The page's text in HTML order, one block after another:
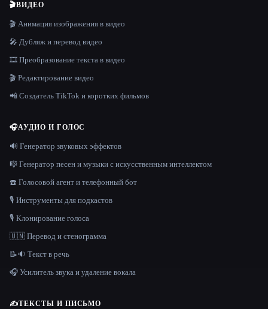
🎬ВИДЕО
🎬 Анимация изображения в видео
🎤 Дубляж и перевод видео
🎞️ Преобразование текста в видео
🎬 Редактирование видео
📲 Создатель TikTok и коротких фильмов
🎧АУДИО И ГОЛОС
🔊 Генератор звуковых эффектов
🎼 Генератор песен и музыки с искусственным интеллектом
☎️ Голосовой агент и телефонный бот
🎙️ Инструменты для подкастов
🎙️ Клонирование голоса
🇺🇳 Перевод и стенограмма
📝🔉 Текст в речь
🎧 Усилитель звука и удаление вокала
✍️ТЕКСТЫ И ПИСЬМО